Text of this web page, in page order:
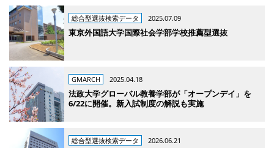
総合型選抜検索データ 2025.07.09
東京外国語大学国際社会学部学校推薦型選抜
GMARCH 2025.04.18
法政大学グローバル教養学部が「オープンデイ」を
6/22に開催。新入試制度の解説も実施
総合型選抜検索データ 2026.06.21